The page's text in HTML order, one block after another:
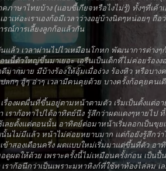
ภาษาไทยบ้าง (แอบขี้เกียจหรือไงไม่รู้) ทั้งๆที่เค้
เห่อะเราเองก้อมีเวลาว่างอยู่บ้างนิดๆหน่อยๆ ถือว่
รณ์การเลี้ยงลูกก้อแล้วกัน
แล้ว เวลาผ่านไปไวเหมือนโกหก พัฒนาการต่างๆ
นนี้ตัวใหญ่ขึ้นมาเยอะ เอรีนเป็นเด็กที่ไม่ค่อยร้องง
มากมาย มีบ้างร้องให้อุ้มเมื่อง่วง ร้องหิว หรือบาง
ลกๆ อู้ๆ อ่าๆ เวลามีคนคุยด้วย บางครั้งก้อคุยคน
องผดผื่นที่ขึ้นอยู่ตามหน้าตามตัว เริ่มเป็นตั้งแต่อ
ราก้อทาไปได้อาทิตย์นึง รู้สึกว่าผดแดงๆหายไป
ลยตั้งแต่ตอนนั้น อาทิตย์ต่อมาหน้าเริ่มลอกเป็นขุยเ
นไม่มีแล้ว หน้าไม่ค่อยหยาบมาก แต่ก้อยังรู้สึกว่า
ข้าสองเดือนครึ่ง ผดแบบใหม่เริ่มมาแต่ขึ้นที่ตัว อ
ดูผดให้ด้วย เพราะครั้งนี้ไม่เหมือนครั้งก่อน เป็น
ราก้อนึกว่าเป็นเพราะมหาหิงก์ที่ใช้ทาท้องไล่ลม